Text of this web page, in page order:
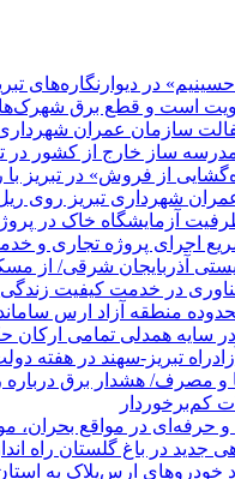
در دیوارنگاره‌های
است و قطع برق
عمران شهرداری تبریز به مرز
‌ساز خارج از کشور در
از فروش» در تبریز
شهرداری تبریز روی
آزمایشگاه خاک در
اجرای پروژه تجاری و
آذربایجان شرقی/ از
در خدمت کیفیت
منطقه آزاد ارس
در سایه همدلی تمامی
تبریز-سهند در هفته
و مصرف/ هشدار برق
کم‌برخوردار
حرفه‌ای در مواقع
جدید در باغ گلستان راه
خودروهای ارس‌پلاک به